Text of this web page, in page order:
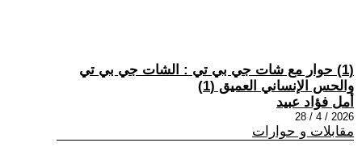
(1) حوار مع شات جي بي تي : الشات جي بي تي
والحس الإنساني العميق (1)
أمل فؤاد عبيد
2026 / 4 / 28
مقابلات و حوارات